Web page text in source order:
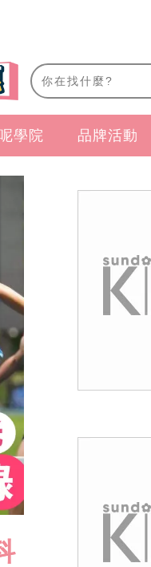
學院 品牌活動